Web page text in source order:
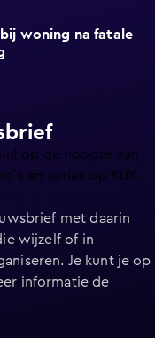
bij woning na fatale
op de hoogte van
en series op KIJK.
met daarin
wijzelf of in
Je kunt je op
informatie de